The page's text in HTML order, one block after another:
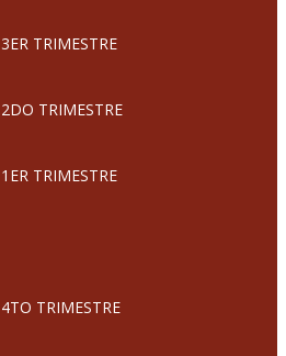
3ER TRIMESTRE
2DO TRIMESTRE
1ER TRIMESTRE
4TO TRIMESTRE